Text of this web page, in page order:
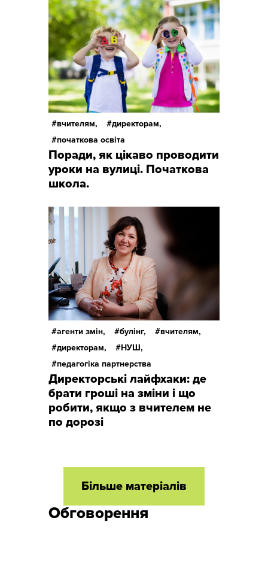
вчителям,
директорам,
початкова освіта
Поради, як цікаво проводити
уроки на вулиці. Початкова
школа.
агенти змін, булінг,
вчителям,
директорам,
НУШ,
педагогіка партнерства
Директорські лайфхаки: де
брати гроші на зміни і що
робити, якщо з вчителем не
по дорозі
Більше матеріалів
Обговорення